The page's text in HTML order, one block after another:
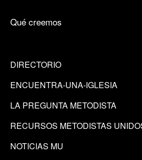
Qué creemos
DIRECTORIO
ENCUENTRA-UNA-IGLESIA
LA PREGUNTA METODISTA
RECURSOS METODISTAS
NOTICIAS MU